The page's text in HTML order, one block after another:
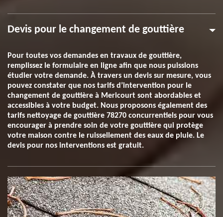
Devis pour le changement de gouttière
Pour toutes vos demandes en travaux de gouttière,
remplissez le formulaire en ligne afin que nous puissions
étudier votre demande. À travers un devis sur mesure, vous
pouvez constater que nos tarifs d’intervention pour le
changement de gouttière à Mericourt sont abordables et
accessibles à votre budget. Nous proposons également des
tarifs nettoyage de gouttière 78270 concurrentiels pour vous
encourager à prendre soin de votre gouttière qui protège
votre maison contre le ruissellement des eaux de pluie. Le
devis pour nos interventions est gratuit.